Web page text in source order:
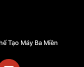
Tạo Máy Ba Miền